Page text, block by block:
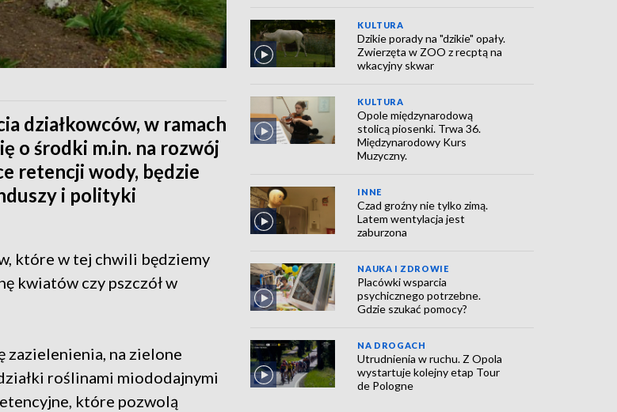
działkowców, w ramach
o środki m.in. na rozwój
retencji wody, będzie
i polityki
które w tej chwili będziemy
kwiatów czy pszczół w
zazielenienia, na zielone
roślinami miododajnymi
które pozwolą
KULTURA
Dzikie porady na "dzikie" opały.
Zwierzęta w ZOO z recptą na
wkacyjny skwar
KULTURA
Opole międzynarodową
stolicą piosenki. Trwa 36.
Międzynarodowy Kurs
Muzyczny.
INNE
Czad groźny nie tylko zimą.
Latem wentylacja jest
zaburzona
NAUKA I ZDROWIE
Placówki wsparcia
psychicznego potrzebne.
Gdzie szukać pomocy?
NA DROGACH
Utrudnienia w ruchu. Z Opola
wystartuje kolejny etap Tour
de Pologne